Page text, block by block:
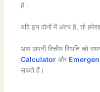
हैं।
यदि इन दोनों में अंतर है, तो हमेशा
आप अपनी वित्तीय स्थिति को
Calculatorऔर
सकते हैं।